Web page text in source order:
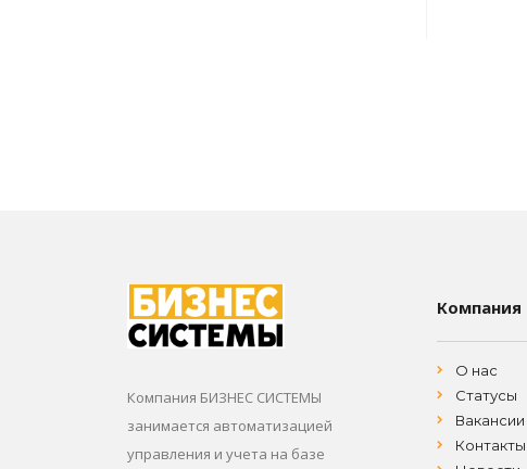
Компания БИЗНЕС СИСТЕМЫ
занимается автоматизацией
управления и учета на базе
Компания
О нас
Статусы
Вакансии
Контакты